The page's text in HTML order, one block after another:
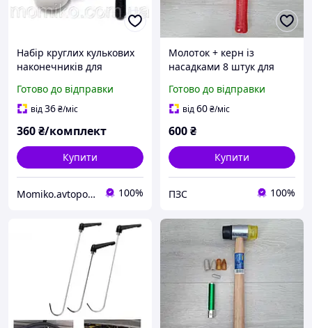
Набір круглих кулькових
наконечників для
вм'ятин Pdr під керн або
гаки
Готово до відправки
від36₴/міс
360₴/комплект
Купити
Momiko.avtopomich 100%
Молоток + керн із
насадками 8 штук для
фарбування
Готово до відправки
від60₴/міс
600₴
Купити
ПЗС 100%